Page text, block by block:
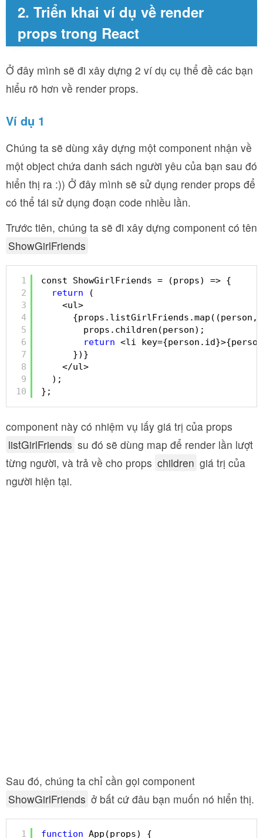
2. Triển khai ví dụ về render
props trong React
Ở đây mình sẽ đi xây dựng 2 ví dụ cụ thể đề các bạn
hiểu rõ hơn về render props.
Ví dụ 1
Chúng ta sẽ dùng xây dựng một component nhận về
một object chứa danh sách người yêu của bạn sau đó
hiển thị ra :)) Ở đây mình sẽ sử dụng render props để
có thể tái sử dụng đoạn code nhiều lần.
Trước tiên, chúng ta sẽ đi xây dựng component có tên
ShowGirlFriends
1
2
3
4
5
6
7
8
9
10
const ShowGirlFriends = (props) => {
return
(
<ul>
props.children(person);
return <li
})}
</ul>
);
};
component này có nhiệm vụ lấy giá trị của props
listGirlFriends su đó sẽ dùng map để render lần lượt
từng người, và trả về cho props children giá trị của
người hiện tại.
Sau đó, chúng ta chỉ cần gọi component
ShowGirlFriends ở bất cứ đâu bạn muốn nó hiển thị.
1 function App(props) {